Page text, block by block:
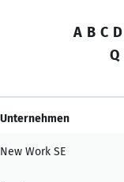
A B C D
Q
Unternehmen
New Work SE